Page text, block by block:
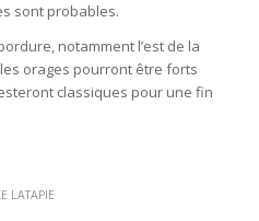
sont probables.
notamment l’est de la
orages pourront être forts
classiques pour une fin
LATAPIE